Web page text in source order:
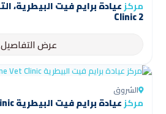
مركز
Clinic 2
عرض التفاصيل
الشروق
مركزعيادة برايم فيت البيطرية Prime Vet Clinic